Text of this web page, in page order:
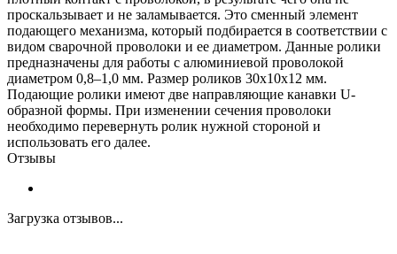
проскальзывает и не заламывается. Это сменный элемент
подающего механизма, который подбирается в соответствии с
видом сварочной проволоки и ее диаметром. Данные ролики
предназначены для работы с алюминиевой проволокой
диаметром 0,8–1,0 мм. Размер роликов 30х10х12 мм.
Подающие ролики имеют две направляющие канавки U-
образной формы. При изменении сечения проволоки
необходимо перевернуть ролик нужной стороной и
использовать его далее.
Отзывы
Загрузка отзывов...